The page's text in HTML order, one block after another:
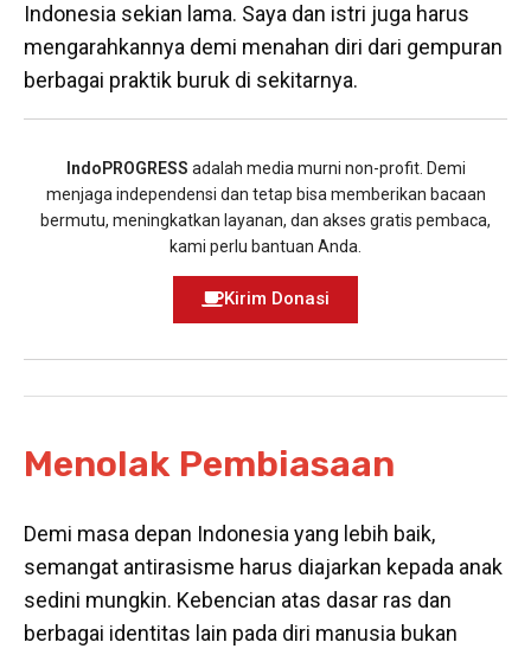
Indonesia sekian lama. Saya dan istri juga harus
mengarahkannya demi menahan diri dari gempuran
berbagai praktik buruk di sekitarnya.
IndoPROGRESS adalah media murni non-profit. Demi
menjaga independensi dan tetap bisa memberikan bacaan
bermutu, meningkatkan layanan, dan akses gratis pembaca,
kami perlu bantuan Anda.
Kirim Donasi
Menolak Pembiasaan
Demi masa depan Indonesia yang lebih baik,
semangat antirasisme harus diajarkan kepada anak
sedini mungkin. Kebencian atas dasar ras dan
berbagai identitas lain pada diri manusia bukan